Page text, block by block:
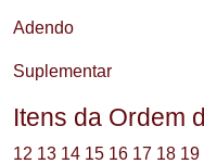
Adendo
Suplementar
Itens da Ordem
12 13 14 15 16 17 18 19